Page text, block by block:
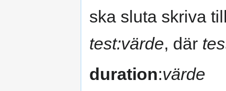
ska sluta skriva
test:värde, där
duration:värde